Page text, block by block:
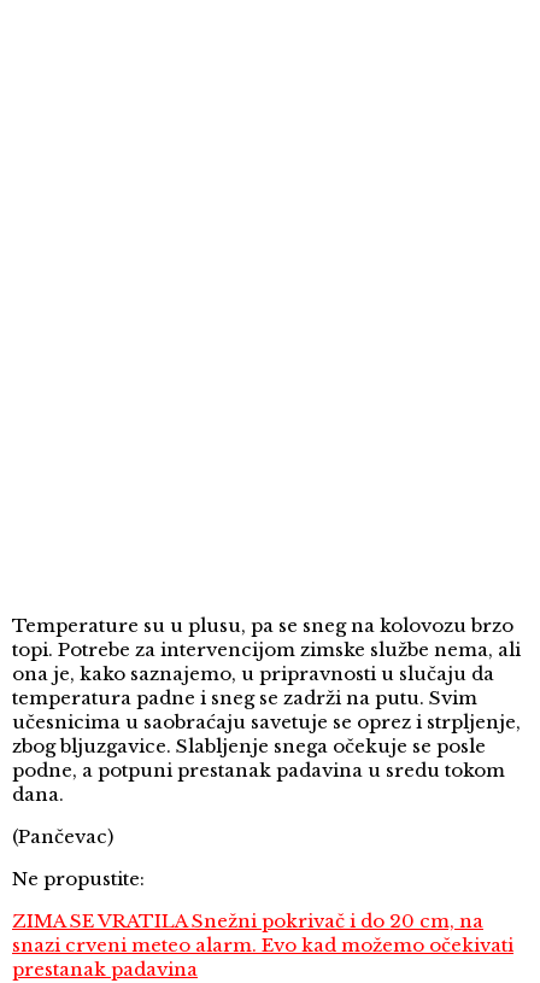
Temperature su u plusu, pa se sneg na kolovozu brzo
topi. Potrebe za intervencijom zimske službe nema, ali
ona je, kako saznajemo, u pripravnosti u slučaju da
temperatura padne i sneg se zadrži na putu. Svim
učesnicima u saobraćaju savetuje se oprez i strpljenje,
zbog bljuzgavice. Slabljenje snega očekuje se posle
podne, a potpuni prestanak padavina u sredu tokom
dana.
(Pančevac)
Ne propustite:
ZIMA SE VRATILA Snežni pokrivač i do 20 cm, na
snazi crveni meteo alarm. Evo kad možemo očekivati
prestanak padavina